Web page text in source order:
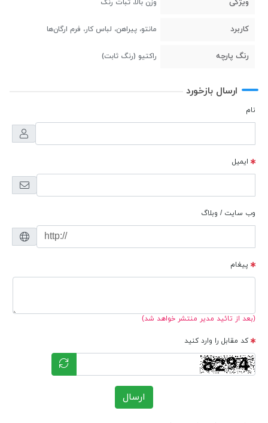
ویژگی وزن بالا، ثبات رنگ
کاربرد مانتو، پیراهن، لباس کار، فرم ارگان‌ها
رنگ پارچه راکتیو (رنگ ثابت)
ارسال بازخورد
نام
ایمیل
وب سایت / وبلاگ
پیغام
(بعد از تائید مدیر منتشر خواهد شد)
کد مقابل را وارد کنید
ارسال